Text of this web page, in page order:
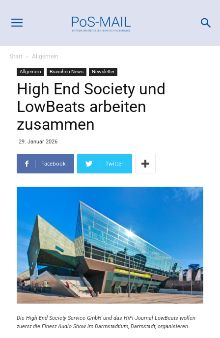
Start Allgemein
Allgemein Branchen News Newsletter
High End Society und
LowBeats arbeiten
zusammen
29. Januar 2026
Facebook Twitter
Die High End Society Service GmbH und das HiFi-Journal LowBeats wollen
zuerst die Finest Audio Show im Darmstadtium, Darmstadt, organisieren.